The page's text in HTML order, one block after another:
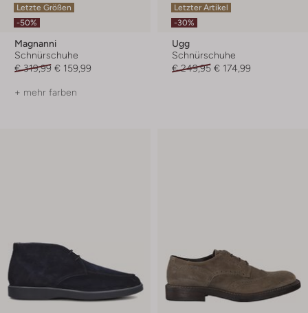
Letzte Größen
-50%
Magnanni
Schnürschuhe
€ 319,99 € 159,99
+ mehr farben
Letzter Artikel
-30%
Ugg
Schnürschuhe
€ 249,95 € 174,99